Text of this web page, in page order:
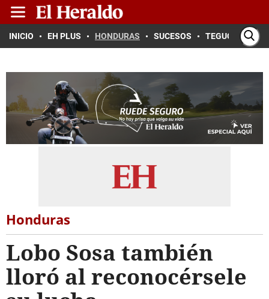
INICIO EH PLUS HONDURAS SUCESOS TEGUCIGALPA
Honduras
Lobo Sosa también
lloró al reconocérsele